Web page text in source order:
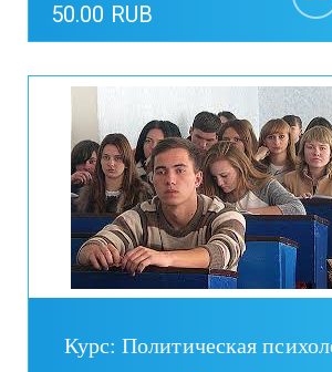
50.00 RUB
Купить
Курс: Политическая